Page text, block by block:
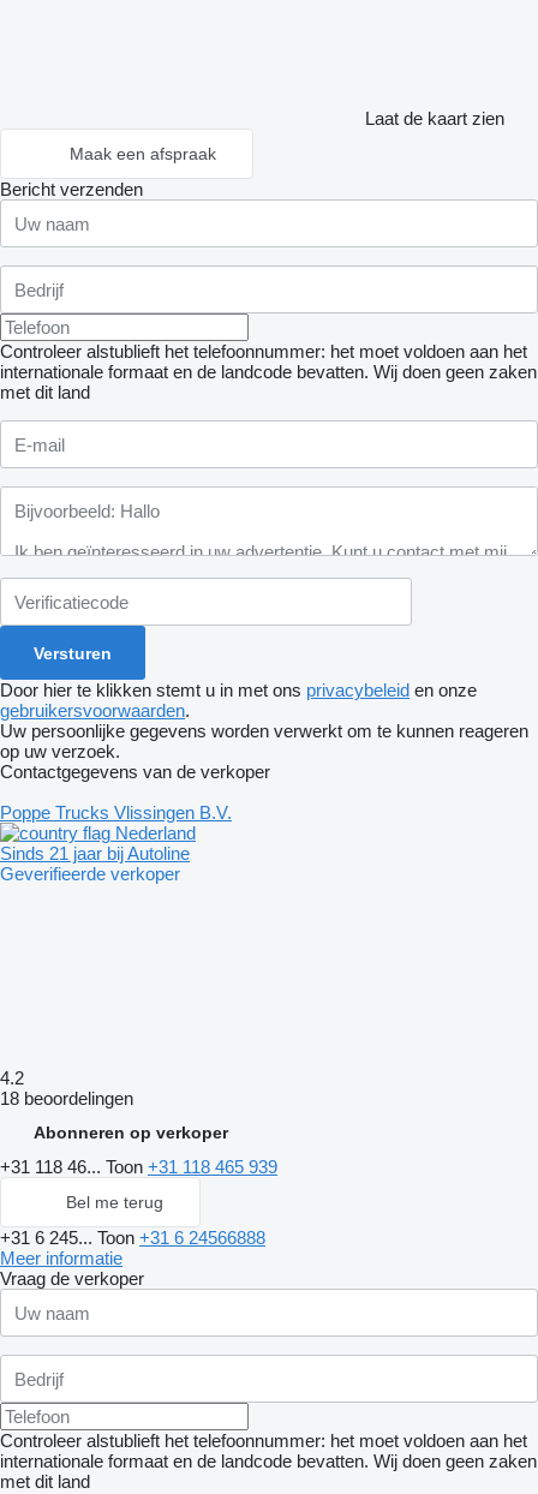
Laat de kaart zien
Maak een afspraak
Bericht verzenden
Controleer alstublieft het telefoonnummer: het moet voldoen aan het
internationale formaat en de landcode bevatten. Wij doen geen zaken
met dit land
Door hier te klikken stemt u in met ons privacybeleid en onze
gebruikersvoorwaarden.
Uw persoonlijke gegevens worden verwerkt om te kunnen reageren
op uw verzoek.
Contactgegevens van de verkoper
Poppe Trucks Vlissingen B.V.
Nederland
Sinds 21 jaar bij Autoline
Geverifieerde verkoper
4.2
18 beoordelingen
Abonneren op verkoper
+31 118 46... Toon +31 118 465 939
Bel me terug
+31 6 245... Toon +31 6 24566888
Meer informatie
Vraag de verkoper
Controleer alstublieft het telefoonnummer: het moet voldoen aan het
internationale formaat en de landcode bevatten. Wij doen geen zaken
met dit land